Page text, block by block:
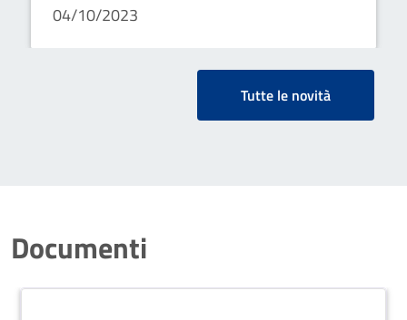
04/10/2023
Tutte le novità
Documenti